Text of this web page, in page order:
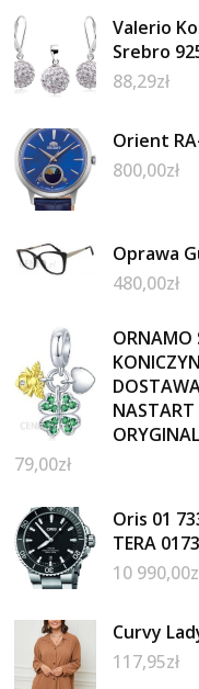
Valerio
Srebro
88,29zł
Orient
800,00zł
Oprawa
480,00zł
ORNAMO
NASTART
79,00zł
Oris 01
TERA
10 990,00
Curvy
117,95zł